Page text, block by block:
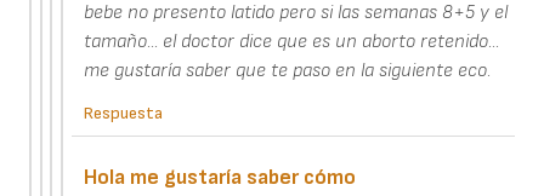
bebe no presento latido pero si las semanas 8+5 y el
tamaño... el doctor dice que es un aborto retenido...
me gustaría saber que te paso en la siguiente eco.
Respuesta
Hola me gustaría saber cómo